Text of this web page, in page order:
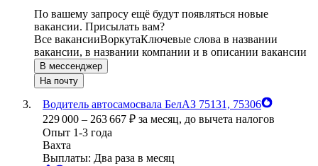
По вашему запросу ещё будут появляться новые
вакансии. Присылать вам?
Все вакансииВоркутаКлючевые слова в названии
вакансии, в названии компании и в описании вакансии
В мессенджер
На почту
Водитель автосамосвала БелАЗ 75131, 75306
229 000 – 263 667 ₽ за месяц, до вычета налогов
Опыт 1-3 года
Вахта
Выплаты: Два раза в месяц